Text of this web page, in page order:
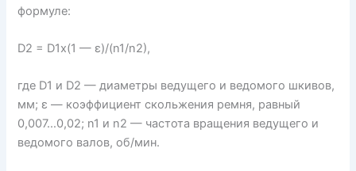
формуле:
D2 = D1x(1 — ε)/(n1/n2),
где D1 и D2 — диаметры ведущего и ведомого шкивов,
мм; ε — коэффициент скольжения ремня, равный
0,007…0,02; n1 и n2 — частота вращения ведущего и
ведомого валов, об/мин.